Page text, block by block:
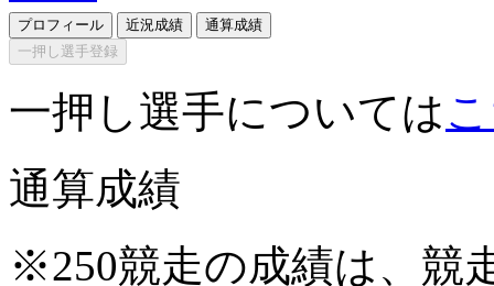
プロフィール 近況成績
通算成績
一押し選手登録
一押し選手については
通算成績
※250競走の成績は、競